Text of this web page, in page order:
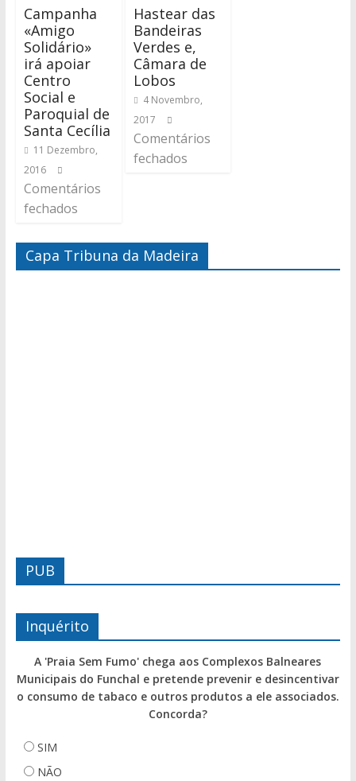
Campanha
«Amigo
Solidário»
irá apoiar
Centro
Social e
Paroquial de
Santa Cecília
11 Dezembro,
2016
Comentários
fechados
Hastear das
Bandeiras
Verdes e,
Câmara de
Lobos
4 Novembro,
2017
Comentários
fechados
Capa Tribuna da Madeira
PUB
Inquérito
A 'Praia Sem Fumo' chega aos Complexos Balneares
Municipais do Funchal e pretende prevenir e desincentivar
o consumo de tabaco e outros produtos a ele associados.
Concorda?
SIM
NÃO